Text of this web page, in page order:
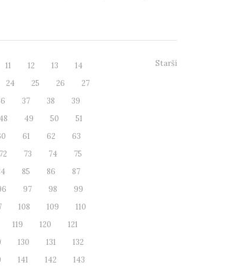
11 12 13
14
24 25 26
27
37 38
39
48 49 50
51
61 62
63
72 73 74
75
85 86
87
97 98
99
108 109
110
119 120
121
130 131
132
141 142
143
Starší